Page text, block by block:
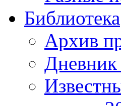
Библиотека
Архив
Дневник